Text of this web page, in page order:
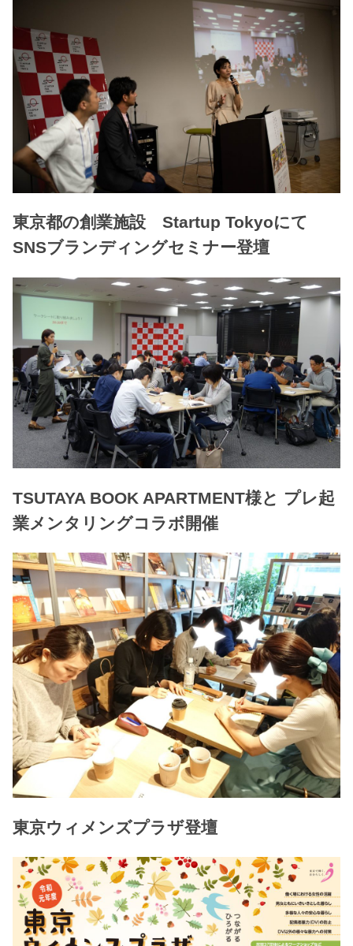
東京都の創業施設 Startup Tokyoにて
SNSブランディングセミナー登壇
TSUTAYA BOOK APARTMENT様と プレ起
業メンタリングコラボ開催
東京ウィメンズプラザ登壇